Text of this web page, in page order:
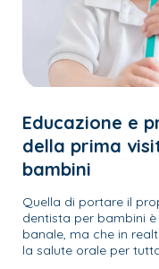
Educazione e
della prima
bambini
Quella di portare il
dentista per bambini
banale, ma che in
la salute orale per